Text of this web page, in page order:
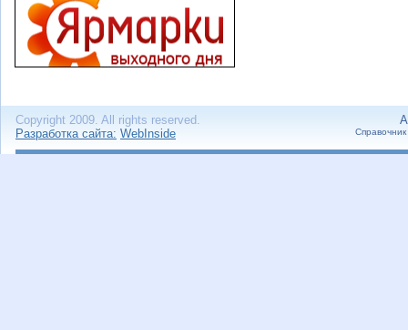
Copyright 2009. All rights reserved.
Разработка сайта: WebInside